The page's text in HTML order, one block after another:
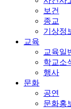
보건
종교
기상정
교육
교육일
학교소
행사
문화
공연
문화홍